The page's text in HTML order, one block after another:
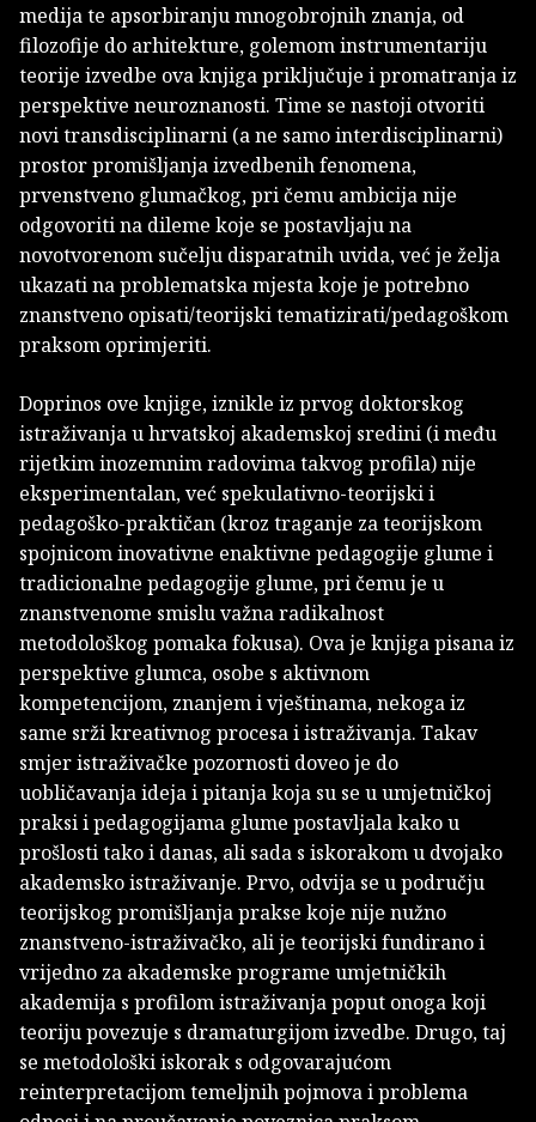
medija te apsorbiranju mnogobrojnih znanja, od
filozofije do arhitekture, golemom instrumentariju
teorije izvedbe ova knjiga priključuje i promatranja iz
perspektive neuroznanosti. Time se nastoji otvoriti
novi transdisciplinarni (a ne samo interdisciplinarni)
prostor promišljanja izvedbenih fenomena,
prvenstveno glumačkog, pri čemu ambicija nije
odgovoriti na dileme koje se postavljaju na
novotvorenom sučelju disparatnih uvida, već je želja
ukazati na problematska mjesta koje je potrebno
znanstveno opisati/teorijski tematizirati/pedagoškom
praksom oprimjeriti.
Doprinos ove knjige, iznikle iz prvog doktorskog
istraživanja u hrvatskoj akademskoj sredini (i među
rijetkim inozemnim radovima takvog profila) nije
eksperimentalan, već spekulativno-teorijski i
pedagoško-praktičan (kroz traganje za teorijskom
spojnicom inovativne enaktivne pedagogije glume i
tradicionalne pedagogije glume, pri čemu je u
znanstvenome smislu važna radikalnost
metodološkog pomaka fokusa). Ova je knjiga pisana iz
perspektive glumca, osobe s aktivnom
kompetencijom, znanjem i vještinama, nekoga iz
same srži kreativnog procesa i istraživanja. Takav
smjer istraživačke pozornosti doveo je do
uobličavanja ideja i pitanja koja su se u umjetničkoj
praksi i pedagogijama glume postavljala kako u
prošlosti tako i danas, ali sada s iskorakom u dvojako
akademsko istraživanje. Prvo, odvija se u području
teorijskog promišljanja prakse koje nije nužno
znanstveno-istraživačko, ali je teorijski fundirano i
vrijedno za akademske programe umjetničkih
akademija s profilom istraživanja poput onoga koji
teoriju povezuje s dramaturgijom izvedbe. Drugo, taj
se metodološki iskorak s odgovarajućom
reinterpretacijom temeljnih pojmova i problema